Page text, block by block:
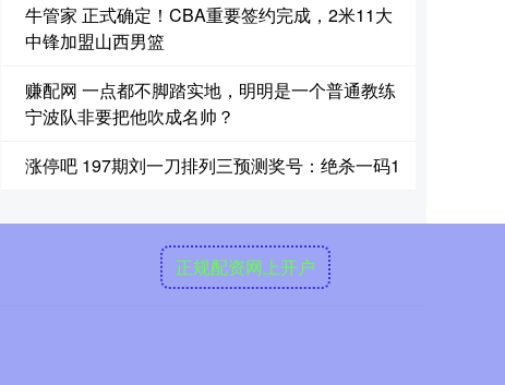
牛管家 正式确定！CBA重要签约完成，2米11大
中锋加盟山西男篮
赚配网 一点都不脚踏实地，明明是一个普通教练
宁波队非要把他吹成名帅？
涨停吧 197期刘一刀排列三预测奖号：绝杀一码1
正规配资网上开户